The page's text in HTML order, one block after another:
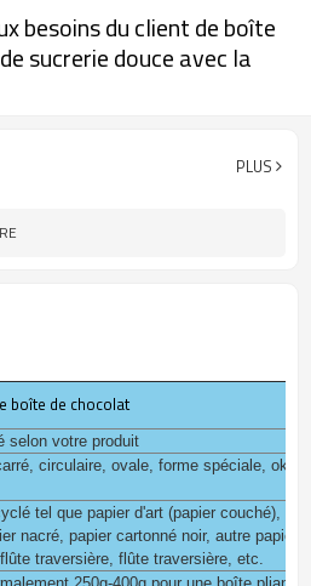
besoins du client de boîte
sucrerie douce avec la
PLUS
boîte de chocolat
selon votre produit
circulaire, ovale, forme spéciale, ok,
tel que papier d'art (papier couché),
nacré, papier cartonné noir, autre papier
traversière, flûte traversière, etc.